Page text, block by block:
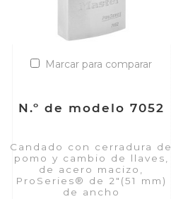
Marcar para comparar
N.º de modelo 7052
Candado con cerradura de
pomo y cambio de llaves,
de acero macizo,
ProSeries® de 2"(51 mm)
de ancho